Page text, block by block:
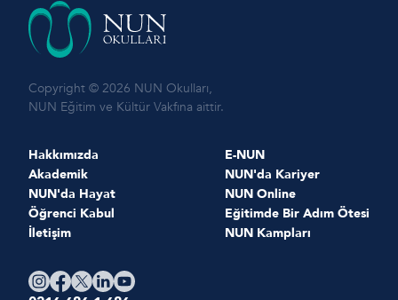
Copyright © 2026 NUN Okulları,
NUN Eğitim ve Kültür Vakfına aittir.
Hakkımızda
Akademik
NUN'da Hayat
Öğrenci Kabul
İletişim
E-NUN
NUN'da Kariyer
NUN Online
Eğitimde Bir Adım Ötesi
NUN Kampları